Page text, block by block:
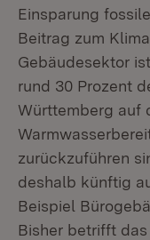
Einsparung
Beitrag zum
Gebäudesektor
rund 30 Prozent
Württemberg auf
zurückzuführen
deshalb künftig
Beispiel
Bisher betrifft das